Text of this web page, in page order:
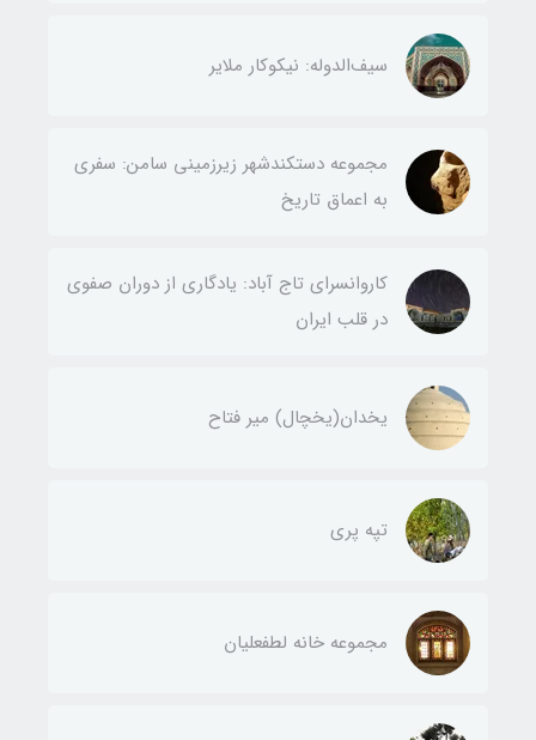
سیف‌الدوله: نیکوکار ملایر
مجموعه دستکندشهر زیرزمینی سامن: سفری
به اعماق تاریخ
کاروانسرای تاج آباد: یادگاری از دوران صفوی
در قلب ایران
یخدان(يخچال) مير فتاح
تپه پری
مجموعه خانه لطفعليان